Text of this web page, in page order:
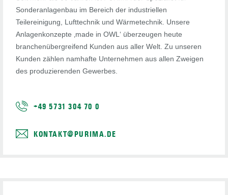
Sonderanlagenbau im Bereich der industriellen
Teilereinigung, Lufttechnik und Wärmetechnik. Unsere
Anlagenkonzepte ‚made in OWL‘ überzeugen heute
branchenübergreifend Kunden aus aller Welt. Zu unseren
Kunden zählen namhafte Unternehmen aus allen Zweigen
des produzierenden Gewerbes.
+49 5731 304 70 0
KONTAKT@PURIMA.DE